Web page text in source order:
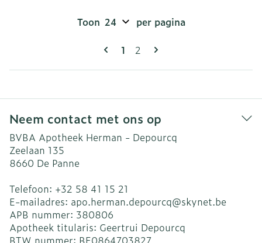
Pagina's
U lees momenteel pagina
1 Pagina
2
Toon per pagina
Neem contact met ons op
BVBA Apotheek Herman - Depourcq
Zeelaan 135
8660 De Panne
Telefoon: +32 58 41 15 21
E-mailadres: apo.herman.depourcq@skynet.be
APB nummer: 380806
Apotheek titularis: Geertrui Depourcq
BTW nummer: BE0864703827